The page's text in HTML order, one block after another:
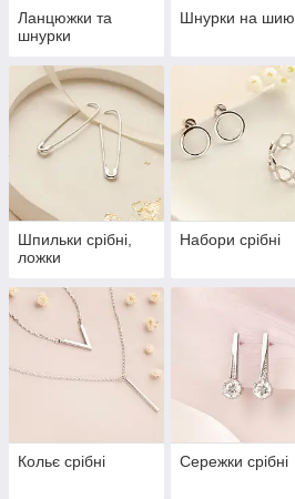
Ланцюжки та
шнурки
Шнурки на шию
Шпильки срібні,
ложки
Набори срібні
Кольє срібні Сережки срібні